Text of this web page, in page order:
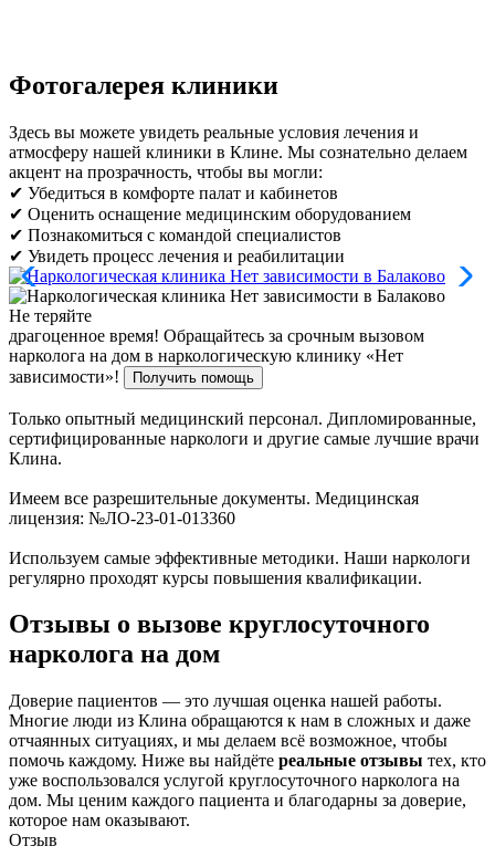
Фотогалерея клиники
Здесь вы можете увидеть реальные условия лечения и
атмосферу нашей клиники в Клине. Мы сознательно делаем
акцент на прозрачность, чтобы вы могли:
✔ Убедиться в комфорте палат и кабинетов
✔ Оценить оснащение медицинским оборудованием
✔ Познакомиться с командой специалистов
✔ Увидеть процесс лечения и реабилитации
Не теряйте
драгоценное время! Обращайтесь за срочным вызовом
нарколога на дом в наркологическую клинику «Нет
зависимости»!
Получить помощь
Только опытный медицинский персонал. Дипломированные,
сертифицированные наркологи и другие самые лучшие врачи
Клина.
Имеем все разрешительные документы. Медицинская
лицензия: №ЛО-23-01-013360
Используем самые эффективные методики. Наши наркологи
регулярно проходят курсы повышения квалификации.
Отзывы о вызове круглосуточного
нарколога на дом
Доверие пациентов — это лучшая оценка нашей работы.
Многие люди из Клина обращаются к нам в сложных и даже
отчаянных ситуациях, и мы делаем всё возможное, чтобы
помочь каждому. Ниже вы найдёте реальные отзывы тех, кто
уже воспользовался услугой круглосуточного нарколога на
дом. Мы ценим каждого пациента и благодарны за доверие,
которое нам оказывают.
Отзыв